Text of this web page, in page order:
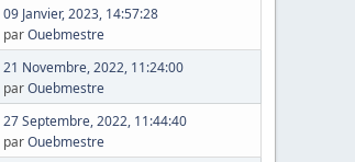
09 Janvier, 2023, 14:57:28
parOuebmestre
21 Novembre, 2022, 11:24:00
parOuebmestre
27 Septembre, 2022, 11:44:40
parOuebmestre